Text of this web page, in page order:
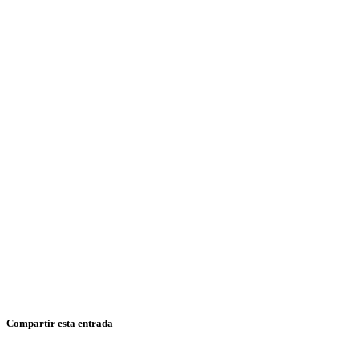
Compartir esta entrada